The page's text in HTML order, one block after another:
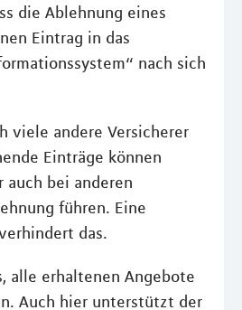
die Ablehnung eines
Eintrag in das
nach sich
viele andere Versicherer
Einträge können
bei anderen
führen. Eine
das.
alle erhaltenen Angebote
Auch hier unterstützt der